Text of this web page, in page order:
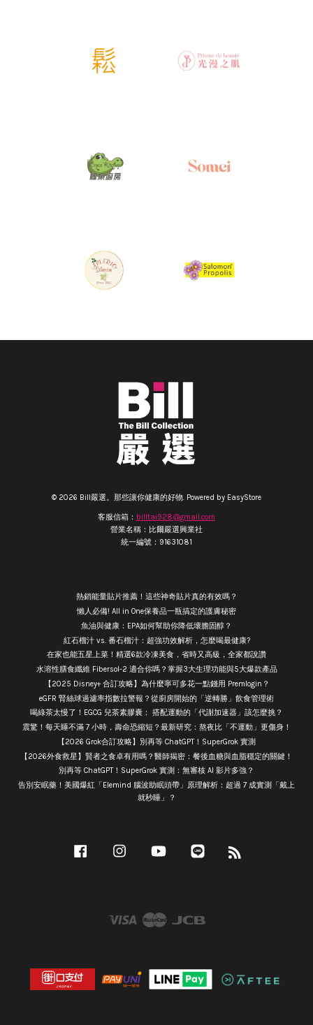
© 2026 Bill嚴選。那些讓你健康的好物. Powered by EasyStore
客服信箱： billtai928@gmail.com
營業名稱：比爾嚴選興業社
統一編號：91631081
熱銷能量貼片推薦！這些神奇貼片真的有效嗎？
懶人必備! All in One保養品一瓶搞定的護膚秘密
魚油與健康：EPA如何幫助你降低壞膽固醇？
紅石榴汁 vs. 番石榴汁：超強功效解析，怎麼喝最健康?
在家也能五星上菜！精選6款冷凍美食，省時又高級，全家都說讚
水溶性膳食纖維 Fibersol-2 適合你嗎？掌握3大生理功能與5大爆款產品
【2025 Disney+ 合訂攻略】為什麼寧可多花一點錢用 Premlogin？
eGFR 腎絲球過濾率指數拉警報？從廚房開始的「逆轉勝」飲食管理術
喝綠茶太慢了！EGCG 兒茶素膠囊： 搭配運動的「代謝加速器」該怎麼挑？
震驚！每天睡不滿 7 小時，壽命恐縮短？最新研究：熬夜比「不運動」更傷身！
【2026 Grok合訂攻略】別再等 ChatGPT！SuperGrok 實測
【2026外食救星】賢者之食卓有用嗎？醫師揭密：餐後血糖與血脂穩定的關鍵！
別再等 ChatGPT！SuperGrok 實測：無審核 AI 影片多強？
告別安眠藥！美國爆紅「Elemind 腦波助眠頭帶」原理解析：超過 7 成實測「戴上
就秒睡」？
Facebook Instagram YouTube
Visa Master